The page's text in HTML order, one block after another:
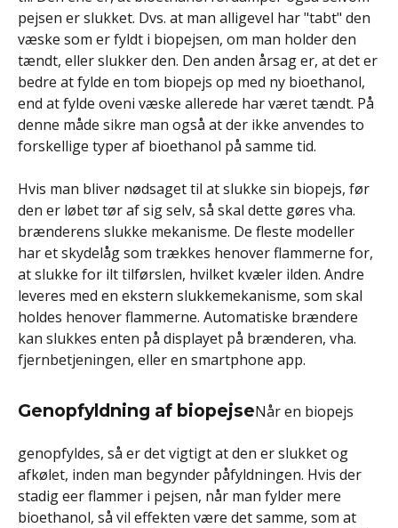
pejsen er slukket. Dvs. at man alligevel har "tabt" den
væske som er fyldt i biopejsen, om man holder den
tændt, eller slukker den. Den anden årsag er, at det er
bedre at fylde en tom biopejs op med ny bioethanol,
end at fylde oveni væske allerede har været tændt. På
denne måde sikre man også at der ikke anvendes to
forskellige typer af bioethanol på samme tid.
Hvis man bliver nødsaget til at slukke sin biopejs, før
den er løbet tør af sig selv, så skal dette gøres vha.
brænderens slukke mekanisme. De fleste modeller
har et skydelåg som trækkes henover flammerne for,
at slukke for ilt tilførslen, hvilket kvæler ilden. Andre
leveres med en ekstern slukkemekanisme, som skal
holdes henover flammerne. Automatiske brændere
kan slukkes enten på displayet på brænderen, vha.
fjernbetjeningen, eller en smartphone app.
Genopfyldning af biopejseNår en biopejs
genopfyldes, så er det vigtigt at den er slukket og
afkølet, inden man begynder påfyldningen. Hvis der
stadig eer flammer i pejsen, når man fylder mere
bioethanol, så vil effekten være det samme, som at